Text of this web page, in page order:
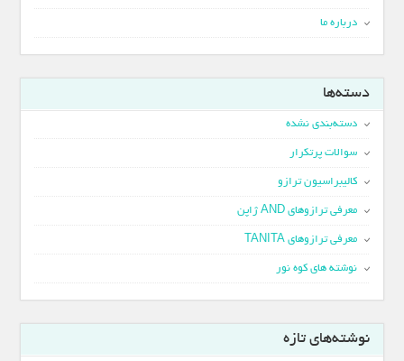
درباره ما
دسته‌ها
دسته‌بندی نشده
سوالات پرتکرار
کالیبراسیون ترازو
معرفی ترازوهای AND ژاپن
معرفی ترازوهای TANITA
نوشته های کوه نور
نوشته‌های تازه